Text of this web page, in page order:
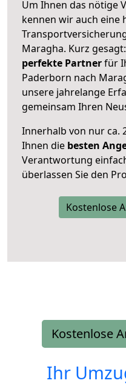
Um Ihnen das nötige
kennen wir auch eine
Maragha. Kurz
perfekte Partnerfür
Paderborn nach
unsere jahrelange
gemeinsam Ihren
Innerhalb von nur ca.
Ihnen die besten
Verantwortung
überlassen Sie den
Kostenlose
Kostenlose
Ihr